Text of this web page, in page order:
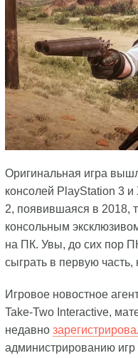
Оригинальная игра
консолей PlayStation 3
2, появившаяся в 2018,
консольным
на ПК. Увы, до сих пор
сыграть в первую
Игровое новостное
Take-Two Interactive,
недавно
администрированию